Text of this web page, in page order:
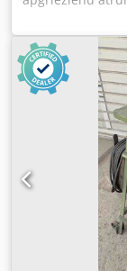
pārslēdzams
atbilstošā
pieslēgums: 380
570 x 1150 mm